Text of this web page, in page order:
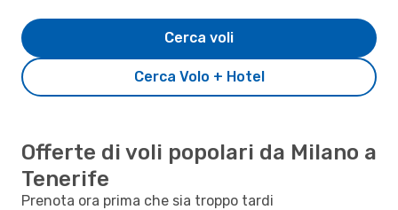
Cerca Volo + Hotel
Cerca voli
Offerte di voli popolari da Milano a
Tenerife
Prenota ora prima che sia troppo tardi